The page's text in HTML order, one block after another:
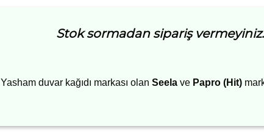
Stok sormadan sipariş vermeyiniz.
Yasham duvar kağıdı markası olan Seelave Papro (Hit)